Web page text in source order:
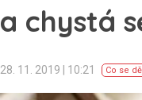
a chystá
28. 11. 2019 | 10:21 Co se